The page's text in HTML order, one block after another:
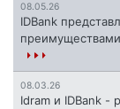
08.05.26
IDBank
08.03.26
Idram и IDBank -